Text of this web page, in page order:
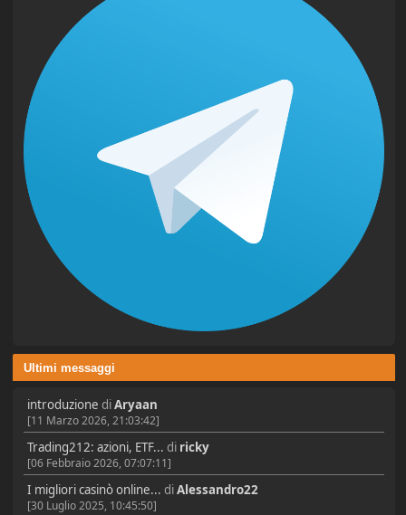
Ultimi messaggi
introduzione diAryaan
[11 Marzo 2026, 21:03:42]
Trading212: azioni, ETF... di ricky
[06 Febbraio 2026, 07:07:11]
I migliori casinò online... diAlessandro22
[30 Luglio 2025, 10:45:50]